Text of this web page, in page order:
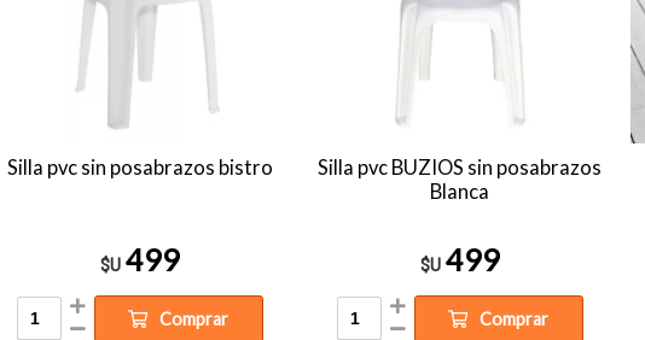
Silla pvc sin posabrazos bistro
$U 499
Comprar
Silla pvc BUZIOS sin posabrazos
Blanca
$U 499
Comprar